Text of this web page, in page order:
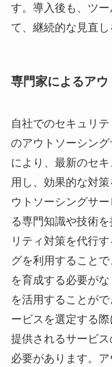
す。導入後も、ツ
て、継続的な見直し
専門家によるア
自社でのセキュリ
のアウトソーシン
により、最新のセ
用し、効果的な対
ウトソーシングサ
る専門知識や技術
リティ対策を代行
グを利用すること
を育成する必要が
を活用することが
ービスを選定する際
提供されるサービ
必要があります。